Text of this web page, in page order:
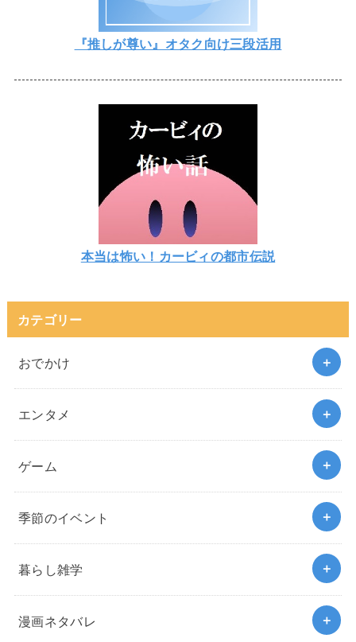
『推しが尊い』オタク向け三段活用
本当は怖い！カービィの都市伝説
カテゴリー
おでかけ
エンタメ
ゲーム
季節のイベント
暮らし雑学
漫画ネタバレ